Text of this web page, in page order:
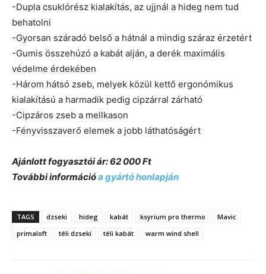
-Dupla csuklórész kialakítás, az ujjnál a hideg nem tud
behatolni
-Gyorsan száradó belső a hátnál a mindig száraz érzetért
-Gumis összehúzó a kabát alján, a derék maximális
védelme érdekében
-Három hátsó zseb, melyek közül kettő ergonómikus
kialakítású a harmadik pedig cipzárral zárható
-Cipzáros zseb a mellkason
-Fényvisszaverő elemek a jobb láthatóságért
Ajánlott fogyasztói ár: 62 000 Ft
További információa gyártó honlapján
TAGS dzseki hideg kabát ksyrium pro thermo
Mavic
primaloft
téli dzseki téli kabát warm wind shell